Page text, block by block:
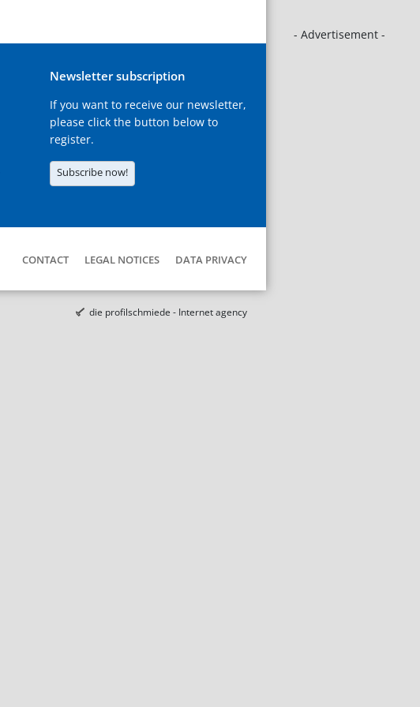
- Advertisement -
Newsletter subscription
If you want to receive our newsletter,
please click the button below to
register.
Subscribe now!
CONTACT LEGAL NOTICES DATA PRIVACY
die profilschmiede - Internet agency